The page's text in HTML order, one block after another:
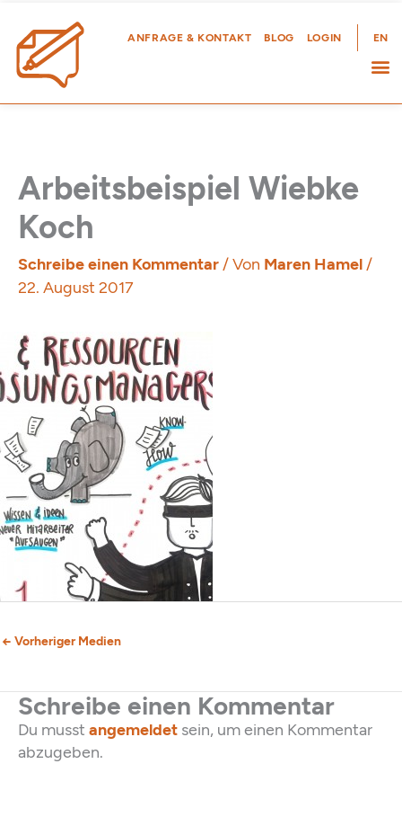
Inhalt
springen
ANFRAGE & KONTAKT BLOG LOGIN EN
Arbeitsbeispiel Wiebke
Koch
Schreibe einen Kommentar/ Von Maren Hamel/
22. August 2017
← Vorheriger Medien
Schreibe einen Kommentar
Du musst angemeldet sein, um einen Kommentar
abzugeben.